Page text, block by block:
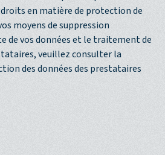
en matière de protection de
moyens de suppression
de vos données et le traitement de
veuillez consulter la
des données des prestataires